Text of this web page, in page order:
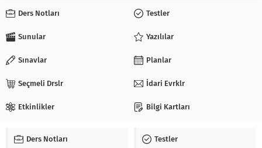
Ders Notları Testler
Sunular Yazılılar
Sınavlar Planlar
Seçmeli Drslr İdari Evrklr
Etkinlikler Bilgi Kartları
Ders Notları Testler